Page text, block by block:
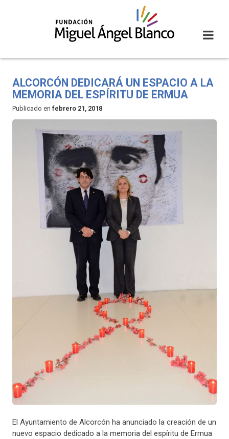
ALCORCÓN DEDICARÁ UN ESPACIO A LA
MEMORIA DEL ESPÍRITU DE ERMUA
Publicado en febrero 21, 2018
El Ayuntamiento de Alcorcón ha anunciado la creación de un
nuevo espacio dedicado a la memoria del espíritu de Ermua